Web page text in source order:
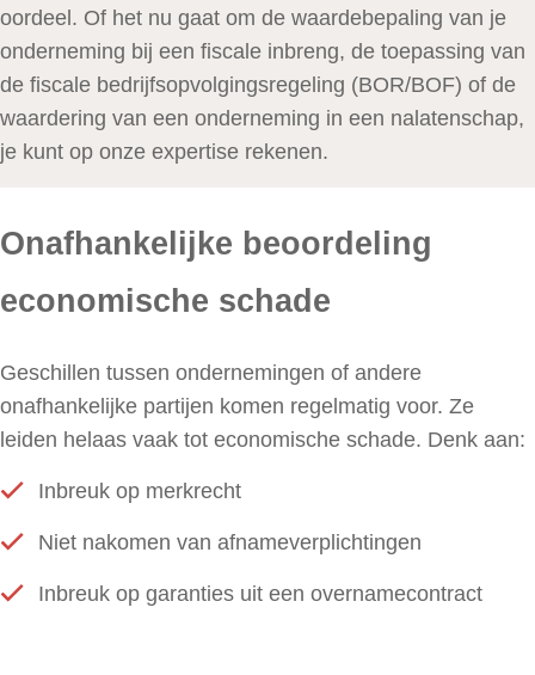
oordeel. Of het nu gaat om de waardebepaling van je
onderneming bij een fiscale inbreng, de toepassing van
de fiscale bedrijfsopvolgingsregeling (BOR/BOF) of de
waardering van een onderneming in een nalatenschap,
je kunt op onze expertise rekenen.
Onafhankelijke beoordeling
economische schade
Geschillen tussen ondernemingen of andere
onafhankelijke partijen komen regelmatig voor. Ze
leiden helaas vaak tot economische schade. Denk aan:
Inbreuk op merkrecht
Niet nakomen van afnameverplichtingen
Inbreuk op garanties uit een overnamecontract